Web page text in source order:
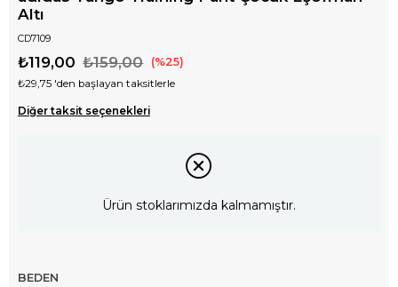
Altı
CD7109
₺159,00
₺119,00 25
₺29,75 'den başlayan taksitlerle
Diğer taksit seçenekleri
Ürün stoklarımızda kalmamıştır.
BEDEN